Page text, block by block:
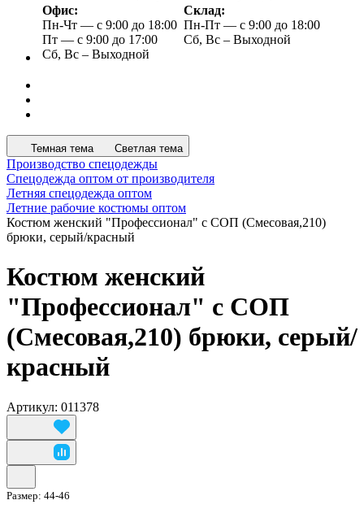
Офис:
Пн-Чт — с 9:00 до 18:00
Пт — с 9:00 до 17:00
Сб, Вс – Выходной
Склад:
Пн-Пт — с 9:00 до 18:00
Сб, Вс – Выходной
Темная тема Светлая тема
Производство спецодежды
Спецодежда оптом от производителя
Летняя спецодежда оптом
Летние рабочие костюмы оптом
Костюм женский "Профессионал" с СОП (Смесовая,210)
брюки, серый/красный
Костюм женский
"Профессионал" с СОП
(Смесовая,210) брюки, серый/
красный
Артикул: 011378
Размер: 44-46